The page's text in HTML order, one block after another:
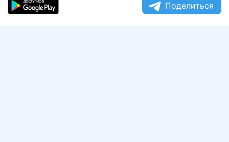
Поделиться